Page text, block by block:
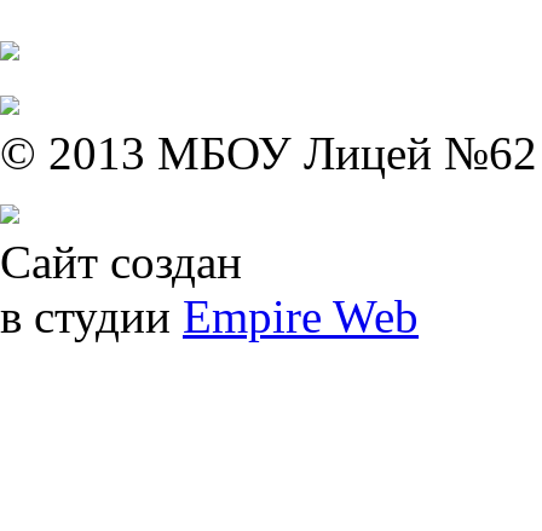
© 2013 МБОУ Лицей №62
Сайт создан
в студии Empire Web